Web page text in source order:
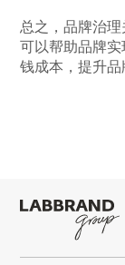
总之，品牌治
可以帮助品牌
钱成本，提升品